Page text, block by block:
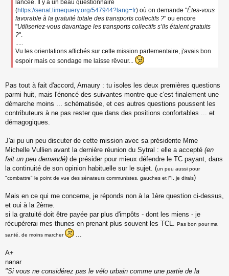
lancée. Il y a un beau questionnaire
(https://senat.limequery.org/547944?lang=fr) où on demande "Êtes-vous
favorable à la gratuité totale des transports collectifs ?" ou encore
"Utiliseriez-vous davantage les transports collectifs s’ils étaient gratuits
?".
.....
Vu les orientations affichés sur cette mission parlementaire, j'avais bon
espoir mais ce sondage me laisse rêveur...
Pas tout à fait d'accord, Amaury : tu isoles les deux premières questions
parmi huit, mais l'énoncé des suivantes montre que c'est finalement une
démarche moins ... schématisée, et ces autres questions poussent les
contributeurs à ne pas rester que dans des positions confortables ... et
démagogiques.
J'ai pu un peu discuter de cette mission avec sa présidente Mme
Michelle Vullien avant la dernière réunion du Sytral : elle a accepté (en
fait un peu demandé) de présider pour mieux défendre le TC payant, dans
la continuité de son opinion habituelle sur le sujet. (un peu aussi pour
"combattre" le point de vue des sénateurs communistes, gauches et FI, je dirais)
Mais en ce qui me concerne, je réponds non à la 1ère question ci-dessus,
et oui à la 2ème.
si la gratuité doit être payée par plus d'impôts - dont les miens - je
récupérerai mes thunes en prenant plus souvent les TCL. Pas bon pour ma
santé, de moins marcher
...
A+
nanar
"Si vous ne considérez pas le vélo urbain comme une partie de la